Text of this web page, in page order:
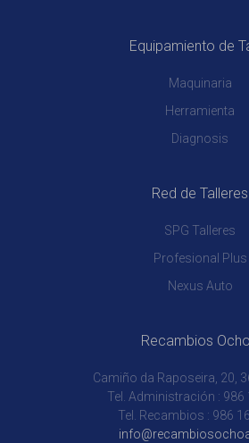
Equipamiento de
Maquinaria
Herramienta
Diagnosis
Red de Talleres
SPG Talleres
Profesional Plus
Nexus Auto
Recambios
Camiño da Raposeira, 20,
Tel. Administración : 986
Tel. Recambios : 986